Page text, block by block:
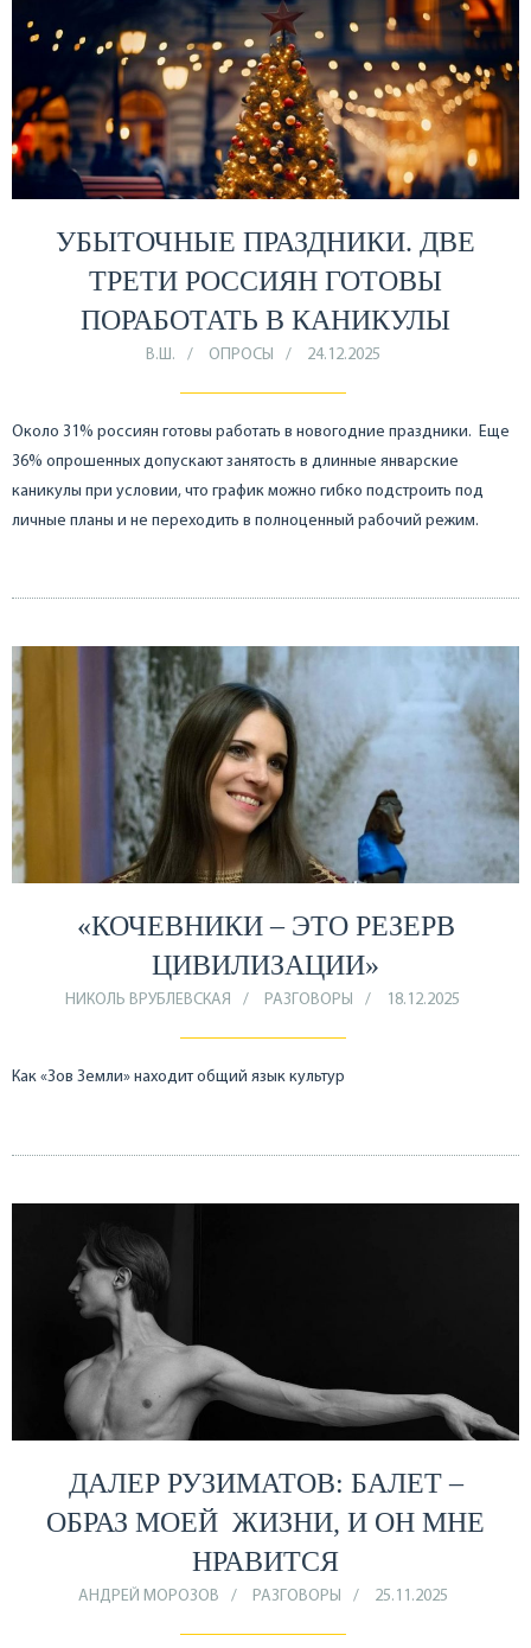
УБЫТОЧНЫЕ ПРАЗДНИКИ. ДВЕ
ТРЕТИ РОССИЯН ГОТОВЫ
ПОРАБОТАТЬ В КАНИКУЛЫ
В.Ш. ОПРОСЫ 24.12.2025
Около 31% россиян готовы работать в новогодние праздники. Еще
36% опрошенных допускают занятость в длинные январские
каникулы при условии, что график можно гибко подстроить под
личные планы и не переходить в полноценный рабочий режим.
«КОЧЕВНИКИ – ЭТО РЕЗЕРВ
ЦИВИЛИЗАЦИИ»
НИКОЛЬ ВРУБЛЕВСКАЯ РАЗГОВОРЫ 18.12.2025
Как «Зов Земли» находит общий язык культур
ДАЛЕР РУЗИМАТОВ: БАЛЕТ –
ОБРАЗ МОЕЙ ЖИЗНИ, И ОН МНЕ
НРАВИТСЯ
АНДРЕЙ МОРОЗОВ РАЗГОВОРЫ 25.11.2025